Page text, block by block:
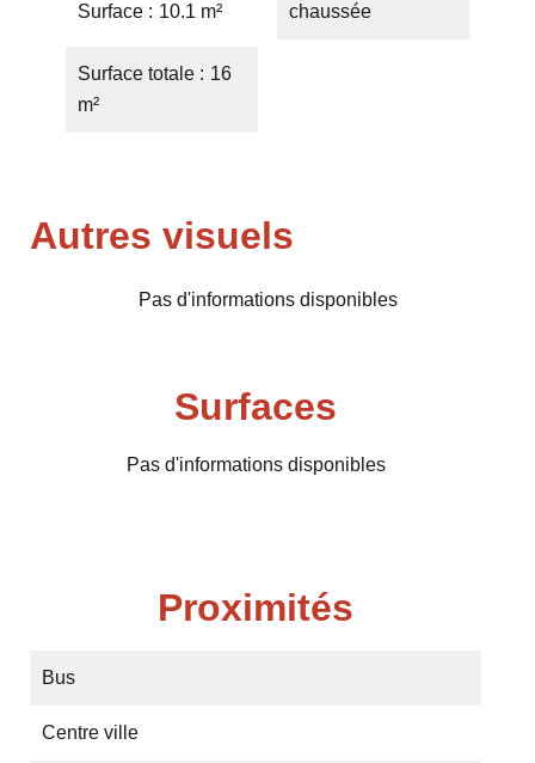
Surface 10.1 m²
Surface totale
16
m²
chaussée
Autres visuels
Pas d'informations disponibles
Surfaces
Pas d'informations disponibles
Proximités
Bus
Centre ville